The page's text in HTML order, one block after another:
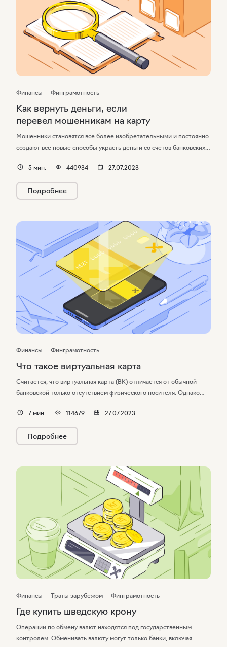
Финансы Финграмотность
Как вернуть деньги, если
перевел мошенникам на карту
Мошенники становятся все более изобретательными и постоянно
создают все новые способы украсть деньги со счетов банковских
ничего красть — люди сами отправляют им свои средства, будучи
уверенными, что они просто оплачивают какую-либо покупку или
переводят деньги на благотворительность.
Подробнее
5 мин. 440934 27.07.2023
Финансы Финграмотность
Что такое виртуальная карта
Считается, что виртуальная карта (ВК) отличается от обычной
банковской только отсутствием физического носителя. Однако
о них в этой статье, а еще объяснили, чем хороша и как работает
виртуальная форма.
Подробнее
7 мин. 114679 27.07.2023
Финансы Траты зарубежом Финграмотность
Где купить шведскую крону
Операции по обмену валют находятся под государственным
контролем. Обменивать валюту могут только банки, включая